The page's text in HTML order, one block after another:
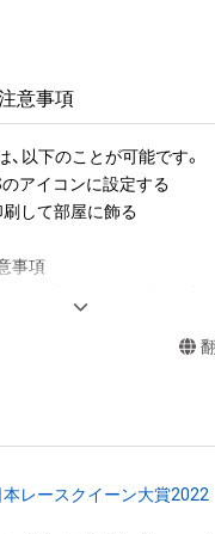
意事項
以下のことが可能です。
のアイコンに設定する
刷して部屋に飾る
事項
用新案権、商標権、意匠権
隣接権の権利者またはその
も、本アイテムに関する創
レースクイーン大賞2022